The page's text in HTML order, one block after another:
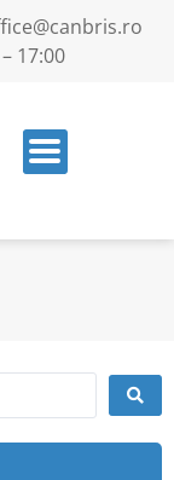
17:00